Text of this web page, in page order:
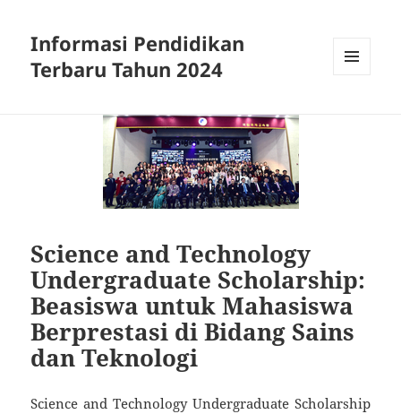
Informasi Pendidikan
Terbaru Tahun 2024
Science and Technology
Undergraduate Scholarship:
Beasiswa untuk Mahasiswa
Berprestasi di Bidang Sains
dan Teknologi
Science and Technology Undergraduate Scholarship